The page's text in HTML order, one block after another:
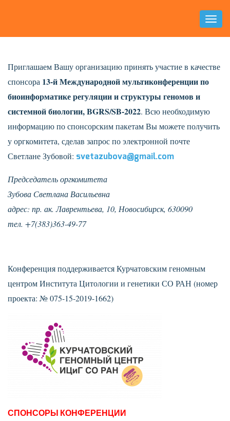
Toggle
Приглашаем Вашу организацию принять участие в качестве
спонсора 13-й Международной мультиконференции по
биоинформатике регуляции и структуры геномов и
системной биологии, BGRS/SB-2022. Всю необходимую
информацию по спонсорским пакетам Вы можете получить
у оргкомитета, сделав запрос по электронной почте
Светлане Зубовой: svetazubova@gmail.com
Председатель оргкомитета
Зубова Светлана Васильевна
адрес: пр. ак. Лаврентьева, 10, Новосибирск, 630090
тел. +7(383)363-49-77
Конференция поддерживается Курчатовским геномным
центром Института Цитологии и генетики СО РАН (номер
проекта: № 075-15-2019-1662)
СПОНСОРЫ КОНФЕРЕНЦИИ